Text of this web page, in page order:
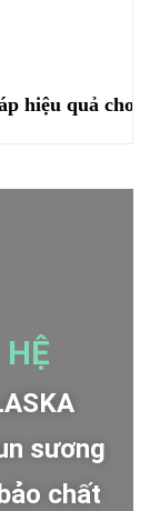
hiệu quả cho
sương
chất